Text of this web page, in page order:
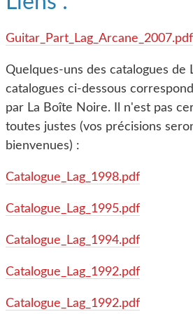
Guitar_Part_Lag_Arcane_2007.pdf
Quelques-uns des catalogues de
catalogues ci-dessous
par La Boîte Noire. Il n'est pas
toutes justes (vos précisions
bienvenues) :
Catalogue_Lag_1998.pdf
Catalogue_Lag_1995.pdf
Catalogue_Lag_1994.pdf
Catalogue_Lag_1992.pdf
Catalogue_Lag_1992.pdf